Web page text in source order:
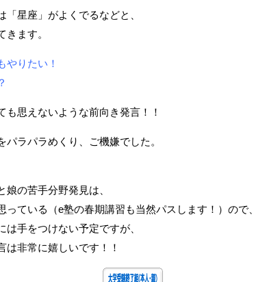
「星座」がよくでるなどと、
きます。
やりたい！
も思えないような前向き発言！！
パラパラめくり、ご機嫌でした。
娘の苦手分野発見は、
っている（e塾の春期講習も当然パスします！）ので、
は手をつけない予定ですが、
は非常に嬉しいです！！